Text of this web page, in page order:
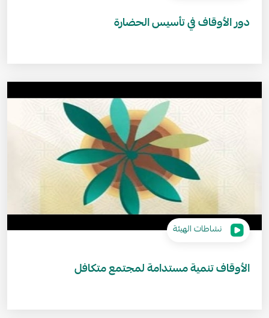
دور الأوقاف في تأسيس الحضارة
نشاطات الهيئة
الأوقاف تنمية مستدامة لمجتمع متكافل